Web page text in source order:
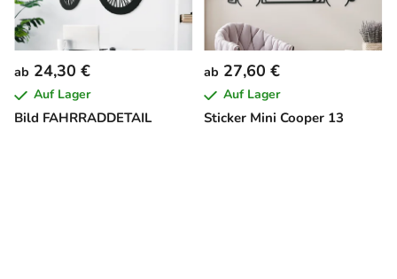
Bild FAHRRADDETAIL
ab 24,30 €
Auf Lager
Sticker Mini Cooper 13
ab 27,60 €
Auf Lager